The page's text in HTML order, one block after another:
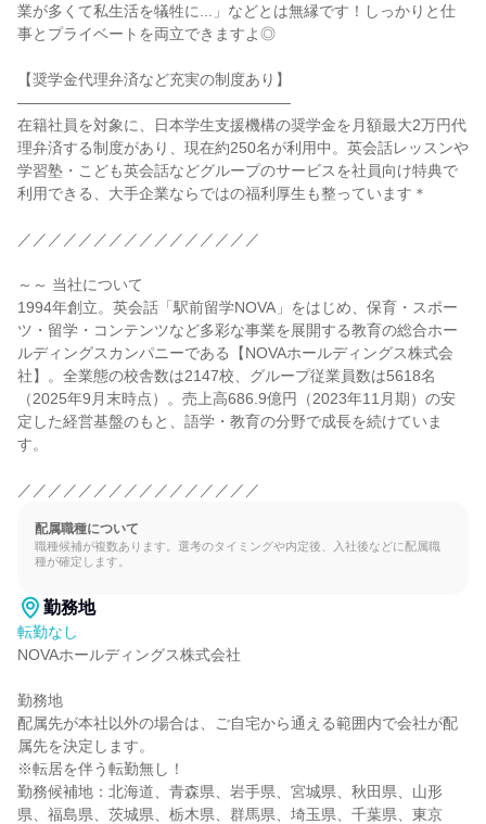
業が多くて私生活を犠牲に...」などとは無縁です！しっかりと仕
事とプライベートを両立できますよ◎
【奨学金代理弁済など充実の制度あり】
――――――――――――――――――
在籍社員を対象に、日本学生支援機構の奨学金を月額最大2万円代
理弁済する制度があり、現在約250名が利用中。英会話レッスンや
学習塾・こども英会話などグループのサービスを社員向け特典で
利用できる、大手企業ならではの福利厚生も整っています＊
／／／／／／／／／／／／／／／／
～～ 当社について
1994年創立。英会話「駅前留学NOVA」をはじめ、保育・スポー
ツ・留学・コンテンツなど多彩な事業を展開する教育の総合ホー
ルディングスカンパニーである【NOVAホールディングス株式会
社】。全業態の校舎数は2147校、グループ従業員数は5618名
（2025年9月末時点）。売上高686.9億円（2023年11月期）の安
定した経営基盤のもと、語学・教育の分野で成長を続けていま
す。
／／／／／／／／／／／／／／／／
配属職種について
職種候補が複数あります。選考のタイミングや内定後、入社後などに配属職
種が確定します。
勤務地
転勤なし
NOVAホールディングス株式会社
勤務地
配属先が本社以外の場合は、ご自宅から通える範囲内で会社が配
属先を決定します。
※転居を伴う転勤無し！
勤務候補地：北海道、青森県、岩手県、宮城県、秋田県、山形
県、福島県、茨城県、栃木県、群馬県、埼玉県、千葉県、東京